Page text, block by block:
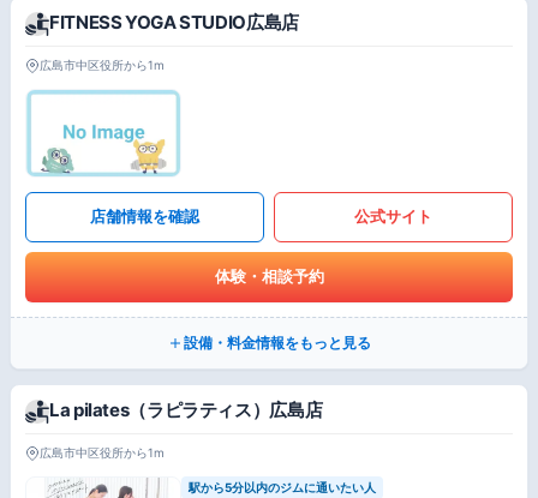
FITNESS YOGA STUDIO広島店
広島市中区役所から1m
店舗情報を確認 公式サイト
体験・相談予約
設備・料金情報をもっと見る
La pilates（ラピラティス）広島店
広島市中区役所から1m
駅から5分以内のジムに通いたい人